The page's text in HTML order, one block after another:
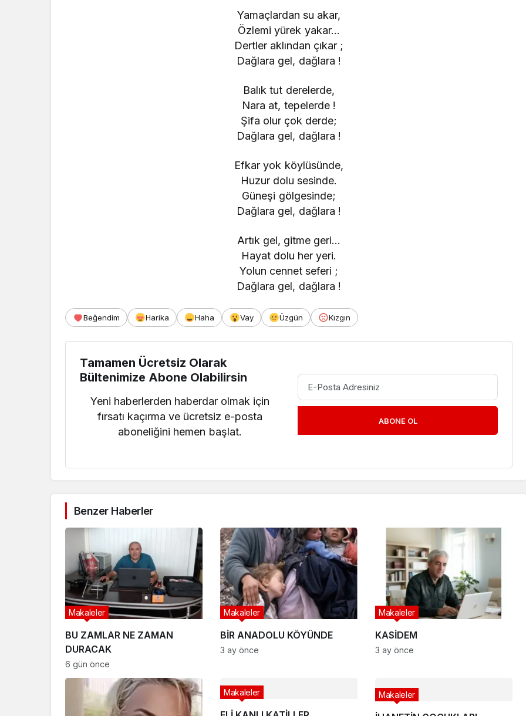
Yamaçlardan su akar,
Özlemi yürek yakar…
Dertler aklından çıkar ;
Dağlara gel, dağlara !
Balık tut derelerde,
Nara at, tepelerde !
Şifa olur çok derde;
Dağlara gel, dağlara !
Efkar yok köylüsünde,
Huzur dolu sesinde.
Güneşi gölgesinde;
Dağlara gel, dağlara !
Artık gel, gitme geri…
Hayat dolu her yeri.
Yolun cennet seferi ;
Dağlara gel, dağlara !
Beğendim Harika Haha Vay Üzgün Kızgın
Tamamen Ücretsiz Olarak
Bültenimize Abone Olabilirsin
Yeni haberlerden haberdar olmak için
fırsatı kaçırma ve ücretsiz e-posta
aboneliğini hemen başlat.
ABONE OL
Benzer Haberler
BU ZAMLAR NE ZAMAN
DURACAK
Makaleler
6 gün önce
BİR ANADOLU KÖYÜNDE
Makaleler
3 ay önce
KASİDEM
Makaleler
3 ay önce
Makaleler Makaleler